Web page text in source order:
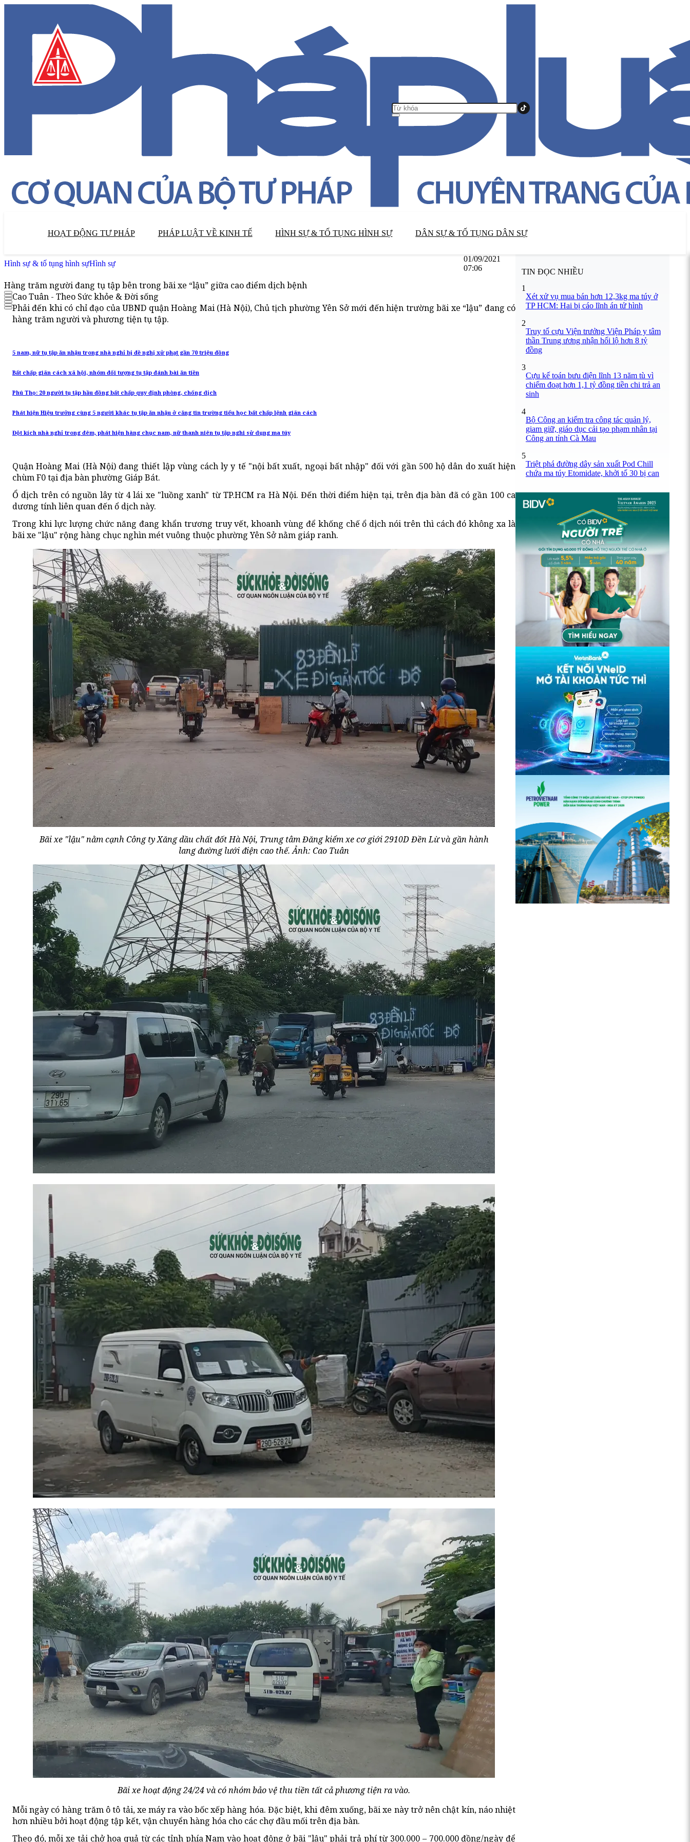
HOẠT ĐỘNG TƯ PHÁP PHÁP LUẬT VỀ KINH TẾ HÌNH SỰ & TỐ TỤNG HÌNH SỰ DÂN SỰ & TỐ TỤNG DÂN SỰ
Hình sự & tố tụng hình sựHình sự
01/09/2021
07:06
Hàng trăm người đang tụ tập bên trong bãi xe “lậu” giữa cao điểm dịch bệnh
Cao Tuân - Theo Sức khỏe & Đời sống
Phải đến khi có chỉ đạo của UBND quận Hoàng Mai (Hà Nội), Chủ tịch phường Yên Sở mới đến hiện trường bãi xe “lậu” đang có
hàng trăm người và phương tiện tụ tập.
5 nam, nữ tụ tập ăn nhậu trong nhà nghỉ bị đề nghị xử phạt gần 70 triệu đồng
Bất chấp giãn cách xã hội, nhóm đối tượng tụ tập đánh bài ăn tiền
Phú Thọ: 20 người tụ tập hầu đồng bất chấp quy định phòng, chống dịch
Phát hiện Hiệu trưởng cùng 5 người khác tụ tập ăn nhậu ở căng tin trường tiểu học bất chấp lệnh giãn cách
Đột kích nhà nghỉ trong đêm, phát hiện hàng chục nam, nữ thanh niên tụ tập nghi sử dụng ma túy
Quận Hoàng Mai (Hà Nội) đang thiết lập vùng cách ly y tế "nội bất xuất, ngoại bất nhập" đối với gần 500 hộ dân do xuất hiện
chùm F0 tại địa bàn phường Giáp Bát.
Ổ dịch trên có nguồn lây từ 4 lái xe "luồng xanh" từ TP.HCM ra Hà Nội. Đến thời điểm hiện tại, trên địa bàn đã có gần 100 ca
dương tính liên quan đến ổ dịch này.
Trong khi lực lượng chức năng đang khẩn trương truy vết, khoanh vùng để khống chế ổ dịch nói trên thì cách đó không xa là
bãi xe "lậu" rộng hàng chục nghìn mét vuông thuộc phường Yên Sở nằm giáp ranh.
Bãi xe "lậu" nằm cạnh Công ty Xăng dầu chất đốt Hà Nội, Trung tâm Đăng kiểm xe cơ giới 2910D Đền Lừ và gần hành
lang đường lưới điện cao thế. Ảnh: Cao Tuân
Bãi xe hoạt động 24/24 và có nhóm bảo vệ thu tiền tất cả phương tiện ra vào.
Mỗi ngày có hàng trăm ô tô tải, xe máy ra vào bốc xếp hàng hóa. Đặc biệt, khi đêm xuống, bãi xe này trở nên chật kín, náo nhiệt
hơn nhiều bởi hoạt động tập kết, vận chuyển hàng hóa cho các chợ đầu mối trên địa bàn.
Theo đó, mỗi xe tải chở hoa quả từ các tỉnh phía Nam vào hoạt động ở bãi "lậu" phải trả phí từ 300.000 – 700.000 đồng/ngày để
TIN ĐỌC NHIỀU
1
Xét xử vụ mua bán hơn 12,3kg ma túy ở
TP HCM: Hai bị cáo lĩnh án tử hình
2
Truy tố cựu Viện trưởng Viện Pháp y tâm
thần Trung ương nhận hối lộ hơn 8 tỷ
đồng
3
Cựu kế toán bưu điện lĩnh 13 năm tù vì
chiếm đoạt hơn 1,1 tỷ đồng tiền chi trả an
sinh
4
Bộ Công an kiểm tra công tác quản lý,
giam giữ, giáo dục cải tạo phạm nhân tại
Công an tỉnh Cà Mau
5
Triệt phá đường dây sản xuất Pod Chill
chứa ma túy Etomidate, khởi tố 30 bị can